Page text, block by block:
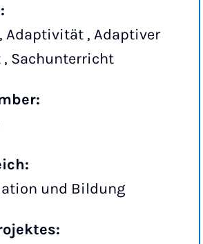
Adaptivität , Adaptiver
Sachunterricht
und Bildung